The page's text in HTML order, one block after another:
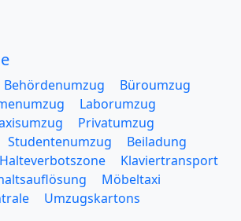
Behördenumzug
Büroumzug
Laborumzug
Privatumzug
Studentenumzug
Beiladung
Halteverbotszone
Klaviertransport
Möbeltaxi
Umzugskartons